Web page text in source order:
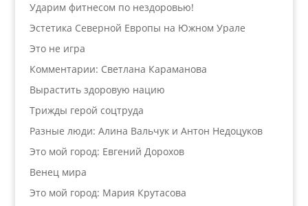
Ударим фитнесом по нездоровью!
Эстетика Северной Европы на Южном Урале
Это не игра
Комментарии: Светлана Караманова
Вырастить здоровую нацию
Трижды герой соцтруда
Разные люди: Алина Вальчук и Антон Недоцуков
Это мой город: Евгений Дорохов
Венец мира
Это мой город: Мария Крутасова